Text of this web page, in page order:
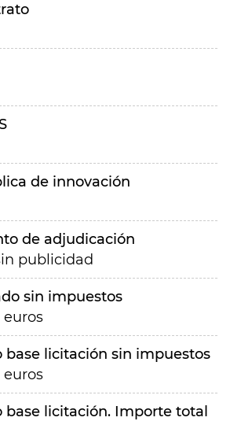
de innovación
de adjudicación
publicidad
sin impuestos
euros
base licitación sin impuestos
euros
base licitación. Importe total